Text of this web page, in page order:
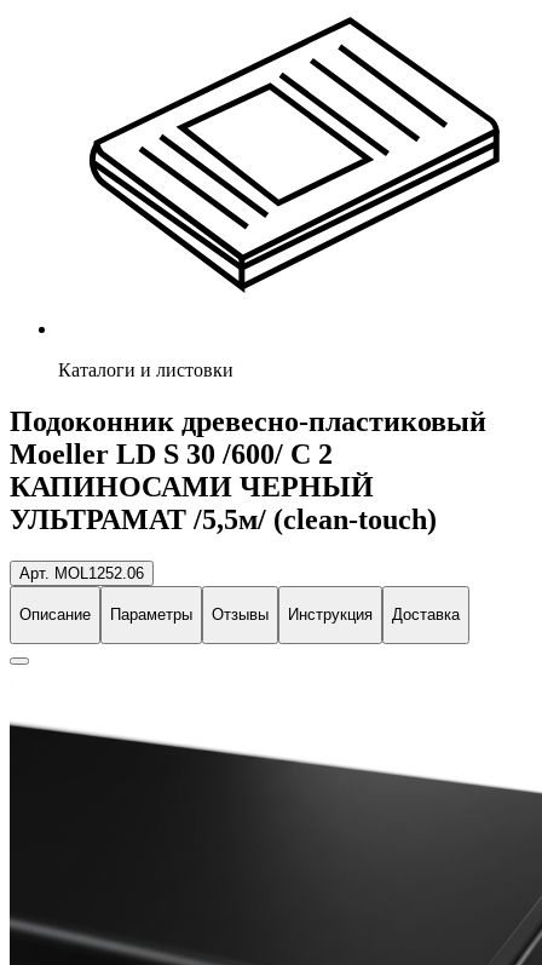
Каталоги и листовки
Подоконник древесно-пластиковый
Moeller LD S 30 /600/ С 2
КАПИНОСАМИ ЧЕРНЫЙ
УЛЬТРАМАТ /5,5м/ (clean-touch)
Арт. MOL1252.06
Описание Параметры Отзывы Инструкция Доставка